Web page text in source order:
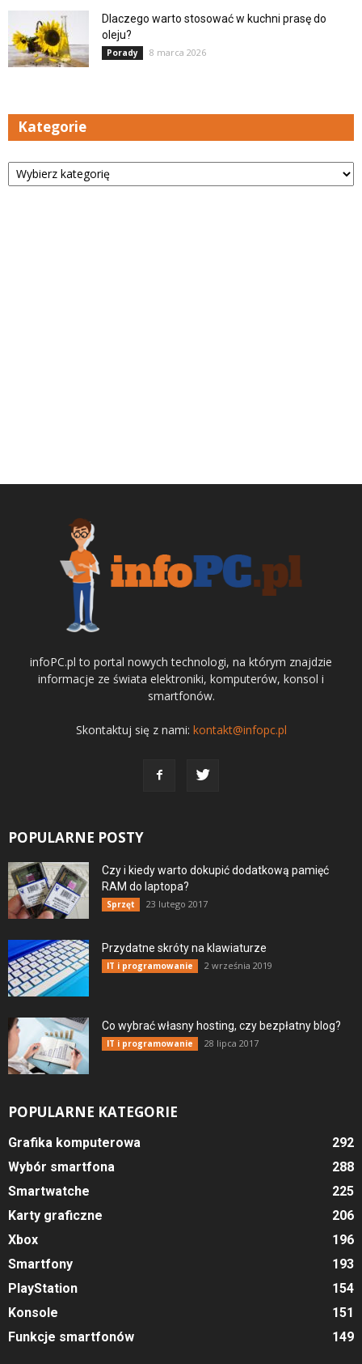
Dlaczego warto stosować w kuchni prasę do
oleju?
Porady 8 marca 2026
Kategorie
Kategorie
infoPC.pl to portal nowych technologi, na którym znajdzie
informacje ze świata elektroniki, komputerów, konsol i
smartfonów.
Skontaktuj się z nami: kontakt@infopc.pl
POPULARNE POSTY
Czy i kiedy warto dokupić dodatkową pamięć
RAM do laptopa?
Sprzęt 23 lutego 2017
Przydatne skróty na klawiaturze
IT i programowanie 2 września 2019
Co wybrać własny hosting, czy bezpłatny blog?
IT i programowanie 28 lipca 2017
POPULARNE KATEGORIE
Grafika komputerowa
292
Wybór smartfona
288
Smartwatche
225
Karty graficzne
206
Xbox
196
Smartfony
193
PlayStation
154
Konsole
151
Funkcje smartfonów
149